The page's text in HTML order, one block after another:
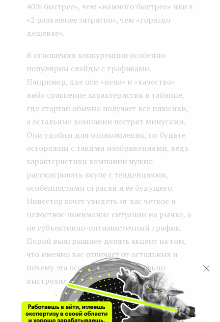
40% быстрее», чем «намного быстрее» или в
«2 раза менее затратно», чем «гораздо
дешевле».
В отношении конкуренции особенно
популярны слайды с графиками.
Например, две оси «цена» и «качество»
либо сравнение характеристик в таблице,
где стартап обычно получает все плюсики,
а остальные компании пестрят минусами.
Они удобны для ознакомления, но будьте
осторожны с такими изображениями, ведь
характеристики компании нужно
рассматривать вкупе с тенденциями,
особенностями отрасли и ее будущего.
Инвестор хочет увидеть от вас четкое и
целостное понимание ситуации на рынке, а
не субъективно-оптимистичный график.
Порой выигрышнее делать акцент на том,
что именно вас отличает от остальных и
почему эта особенность обязательно
выстрелит.
Команда